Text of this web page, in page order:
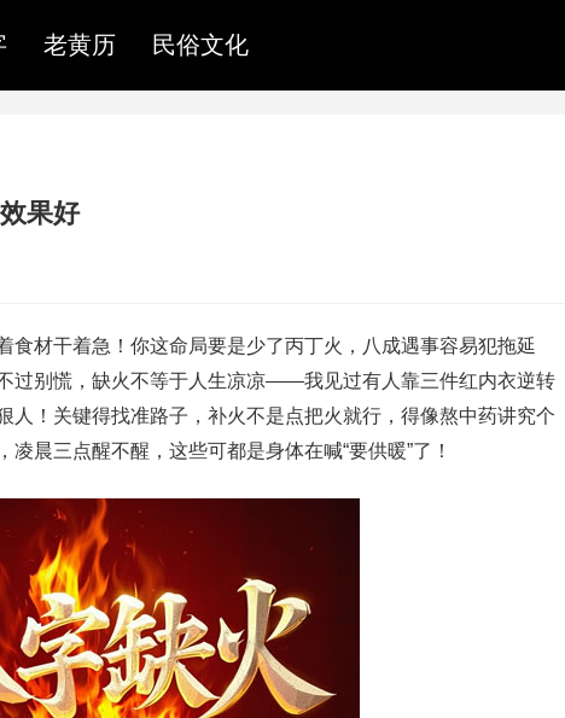
老黄历 民俗文化
果好
食材干着急！你这命局要是少了丙丁火，八成遇事容易犯拖延
过别慌，缺火不等于人生凉凉——我见过有人靠三件红内衣逆转
人！关键得找准路子，补火不是点把火就行，得像熬中药讲究个
晨三点醒不醒，这些可都是身体在喊“要供暖”了！